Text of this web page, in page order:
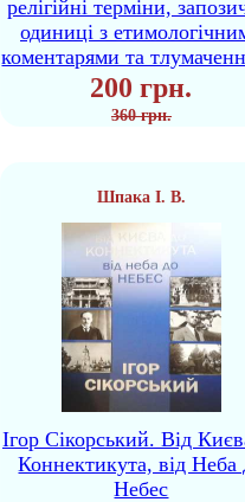
релігійні терміни,
одиниці з
коментарями та
200 грн.
360 грн.
Шпака І. В.
Ігор Сікорський. Від
Коннектикута, від Неба
Небес